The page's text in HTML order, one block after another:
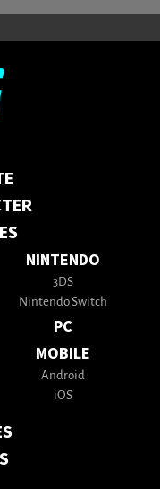
NINTENDO
3DS
Nintendo Switch
PC
MOBILE
Android
iOS